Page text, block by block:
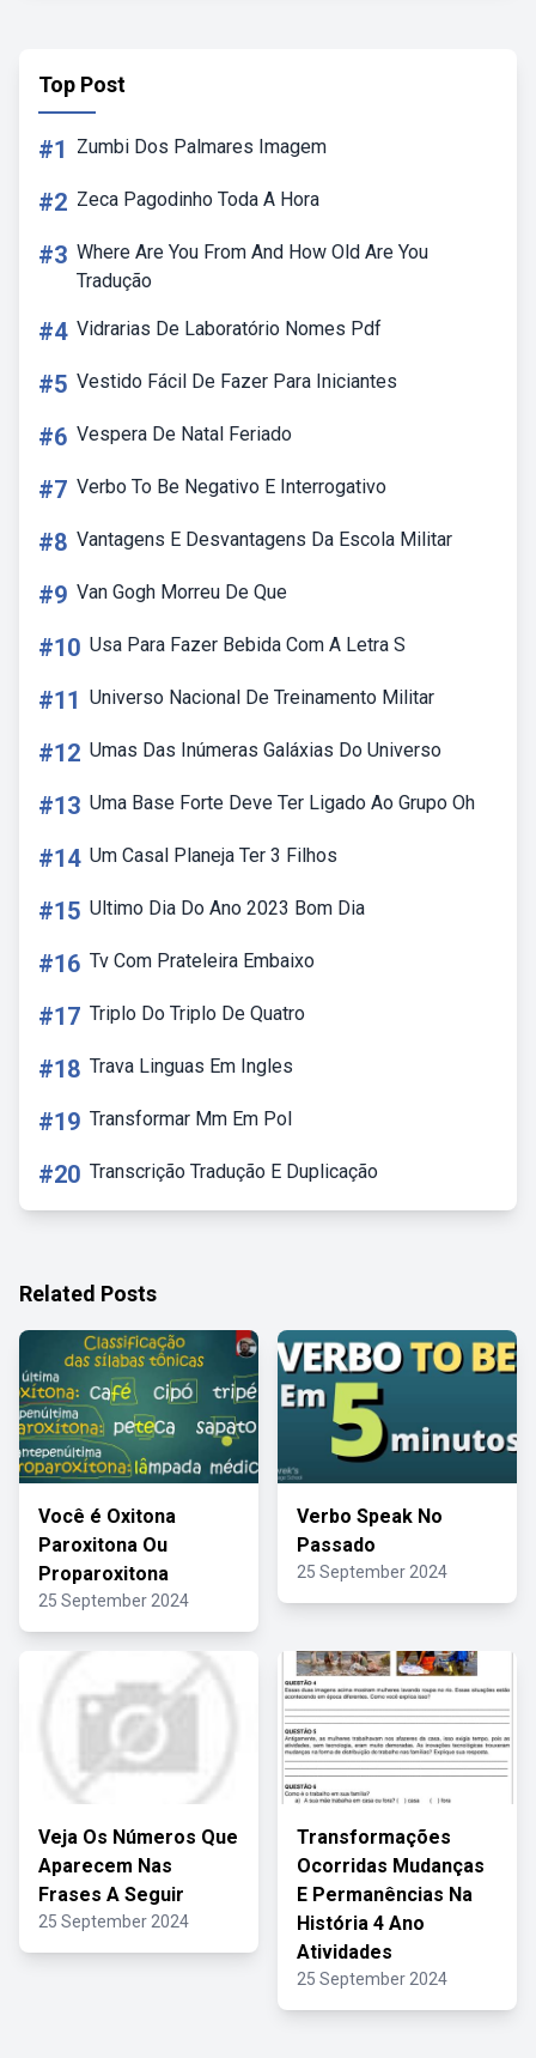
Top Post
#1 Zumbi Dos Palmares Imagem
#2 Zeca Pagodinho Toda A Hora
#3 Where Are You From And How Old Are You
Tradução
#4 Vidrarias De Laboratório Nomes Pdf
#5 Vestido Fácil De Fazer Para Iniciantes
#6 Vespera De Natal Feriado
#7 Verbo To Be Negativo E Interrogativo
#8 Vantagens E Desvantagens Da Escola Militar
#9 Van Gogh Morreu De Que
#10 Usa Para Fazer Bebida Com A Letra S
#11 Universo Nacional De Treinamento Militar
#12 Umas Das Inúmeras Galáxias Do Universo
#13 Uma Base Forte Deve Ter Ligado Ao Grupo Oh
#14 Um Casal Planeja Ter 3 Filhos
#15 Ultimo Dia Do Ano 2023 Bom Dia
#16 Tv Com Prateleira Embaixo
#17 Triplo Do Triplo De Quatro
#18 Trava Linguas Em Ingles
#19 Transformar Mm Em Pol
#20 Transcrição Tradução E Duplicação
Related Posts
Você é Oxitona
Paroxitona Ou
Proparoxitona
25 September 2024
Verbo Speak No
Passado
25 September 2024
Veja Os Números Que
Aparecem Nas
Frases A Seguir
25 September 2024
Transformações
Ocorridas Mudanças
E Permanências Na
História 4 Ano
Atividades
25 September 2024